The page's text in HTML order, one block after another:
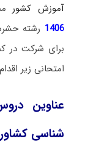
آموزش کشور
1406 رشته
برای شرکت در
امتحانی زیر
عناوین
شناسی